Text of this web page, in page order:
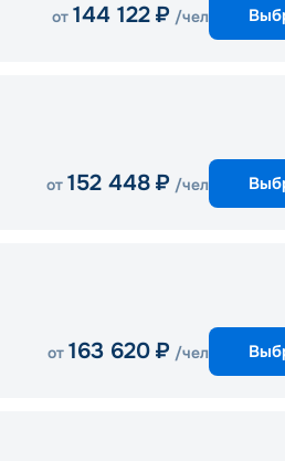
от 144 122 ₽ /чел
от 152 448 ₽ /чел
от 163 620 ₽ /чел